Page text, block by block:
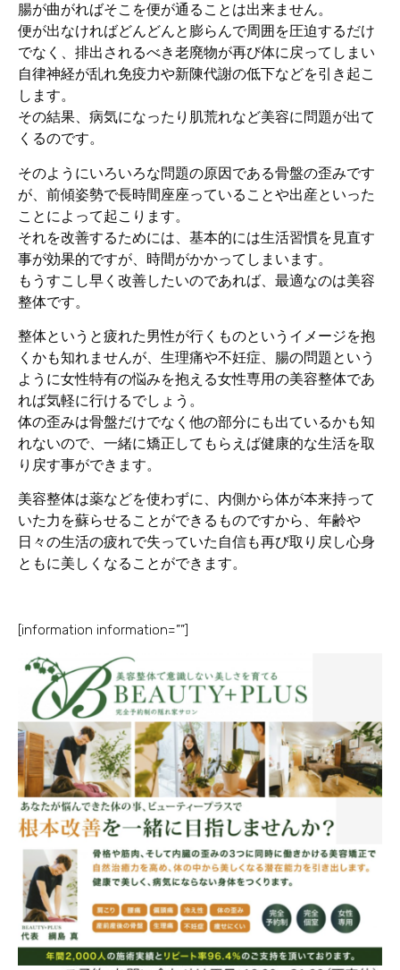
腸が曲がればそこを便が通ることは出来ません。
便が出なければどんどんと膨らんで周囲を圧迫するだけ
でなく、排出されるべき老廃物が再び体に戻ってしまい
自律神経が乱れ免疫力や新陳代謝の低下などを引き起こ
します。
その結果、病気になったり肌荒れなど美容に問題が出て
くるのです。
そのようにいろいろな問題の原因である骨盤の歪みです
が、前傾姿勢で長時間座座っていることや出産といった
ことによって起こります。
それを改善するためには、基本的には生活習慣を見直す
事が効果的ですが、時間がかかってしまいます。
もうすこし早く改善したいのであれば、最適なのは美容
整体です。
整体というと疲れた男性が行くものというイメージを抱
くかも知れませんが、生理痛や不妊症、腸の問題という
ように女性特有の悩みを抱える女性専用の美容整体であ
れば気軽に行けるでしょう。
体の歪みは骨盤だけでなく他の部分にも出ているかも知
れないので、一緒に矯正してもらえば健康的な生活を取
り戻す事ができます。
美容整体は薬などを使わずに、内側から体が本来持って
いた力を蘇らせることができるものですから、年齢や
日々の生活の疲れで失っていた自信も再び取り戻し心身
ともに美しくなることができます。
[information information=””]